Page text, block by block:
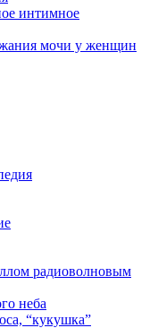
интимное
мочи у женщин
радиоволновым
неба
“кукушка”